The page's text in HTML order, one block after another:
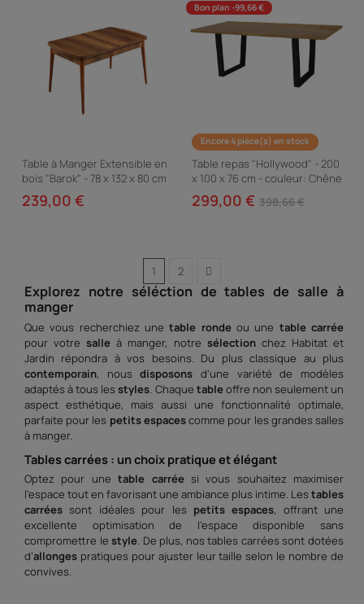
Table à Manger Extensible en
bois "Barok" - 78 x 132 x 80 cm
- Noyer
239,00 €
Bon plan -99,66 €
Encore 4 pièce(s) en stock
Table repas "Hollywood" - 200
x 100 x 76 cm - couleur: Chêne
/ Noir
299,00 € 398,66 €
1 2
Explorez notre séléction detables de salle à
manger
Que vous recherchiez unetable rondeou une table carrée
pour votresalle à manger, notre sélectionchez Habitat et
Jardin répondra à vos besoins. Du plus classique au plus
contemporain, nousdisposons d'une variété de modèles
adaptés à tous lesstyles. Chaque tableoffre non seulement un
aspect esthétique, mais aussi une fonctionnalité optimale,
parfaite pour les petits espacescomme pour les grandes salles
à manger.
Tables carrées : un choix pratique et élégant
Optez pour unetable carréesi vous souhaitez maximiser
l'espace tout en favorisant une ambiance plus intime. Les tables
carrées sont idéales pour les petits espaces, offrant une
excellente optimisation de l’espace disponible sans
compromettre lestyle. De plus, nos tables carrées sont dotées
d’allonges pratiques pour ajuster leur taille selon le nombre de
convives.